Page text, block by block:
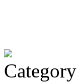
Category